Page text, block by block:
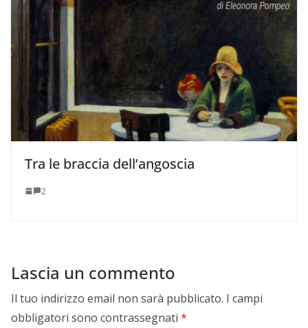
Tra le braccia dell’angoscia
2
Lascia un commento
Il tuo indirizzo email non sarà pubblicato. I campi
obbligatori sono contrassegnati *